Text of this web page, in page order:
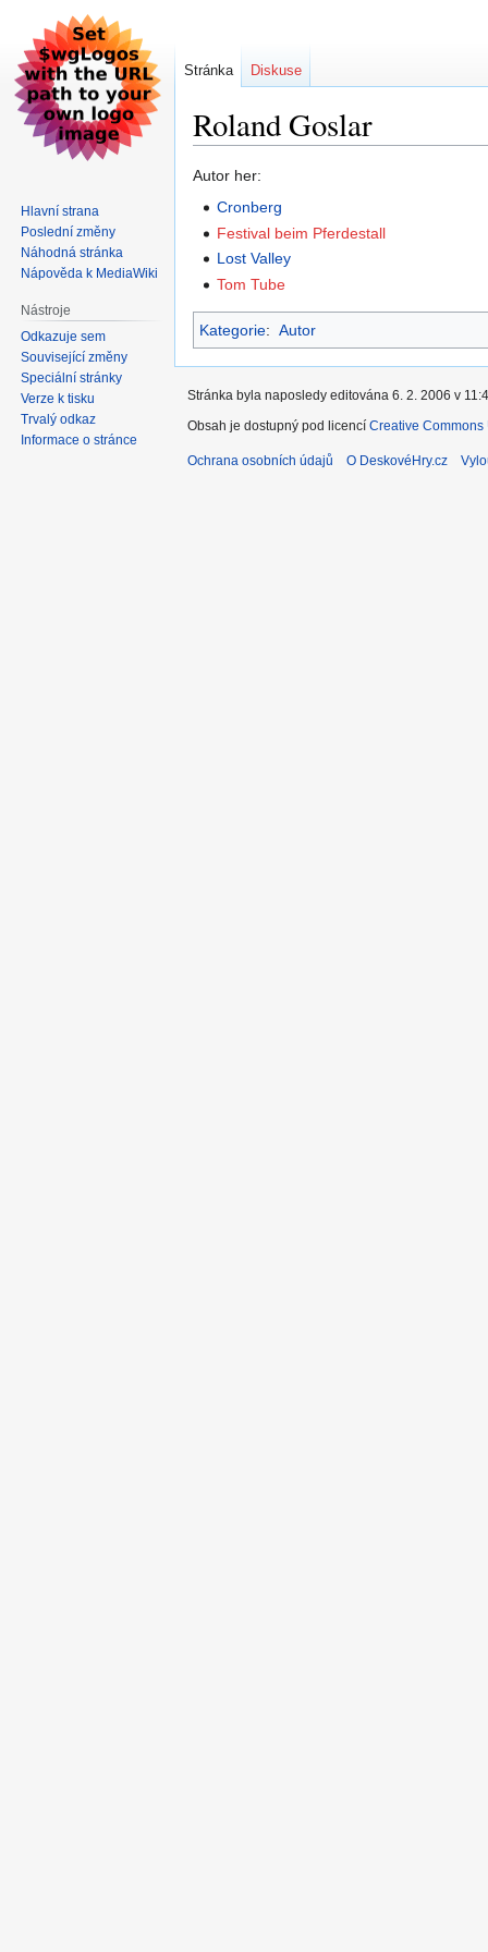
Roland Goslar
Skočit
Skočit
Autor her:
Cronberg
Festival beim Pferdestall
Lost Valley
Tom Tube
Kategorie: Autor
Stránka Diskuse
Hlavní strana
Poslední změny
Náhodná stránka
Nápověda k MediaWiki
Nástroje
Odkazuje sem
Související změny
Speciální stránky
Verze k tisku
Trvalý odkaz
Informace o stránce
Stránka byla naposledy editována 6. 2. 2006 v
Obsah je dostupný pod licencí Creative
Ochrana osobních údajů O DeskovéHry.cz